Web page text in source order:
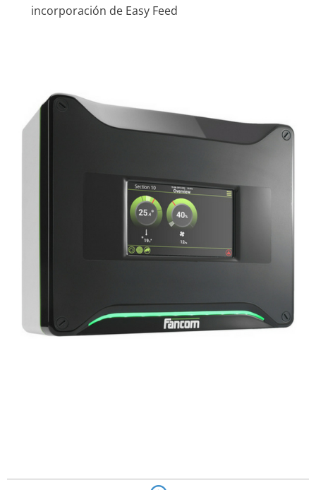
incorporación de Easy Feed